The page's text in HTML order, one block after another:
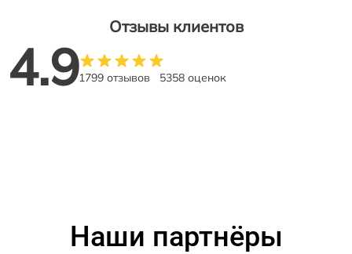
Отзывы клиентов
4.91799 отзывов 5358 оценок
Наши партнёры